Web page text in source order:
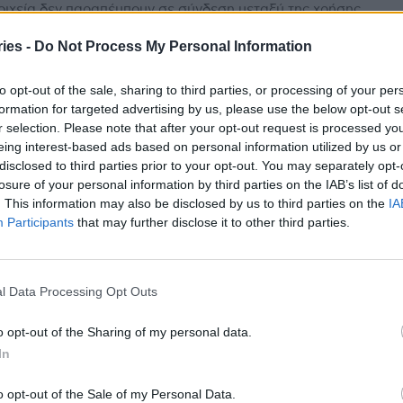
- Do Not Process My Personal Information
opt-out of the sale, sharing to third parties, or processing of your
for targeted advertising by us, please use the below opt-out
selection. Please note that after your opt-out request is processed
interest-based ads based on personal information utilized by us
to third parties prior to your opt-out. You may separately
of your personal information by third parties on the IAB’s list of
This information may also be disclosed by us to third parties on the
Participants that may further disclose it to other third parties.
Data Processing Opt Outs
opt-out of the Sharing of my personal data.
opt-out of the Sale of my Personal Data.
δεν παραπέμπουν σε σύνδεση μεταξύ της χρήσης
και η αξία των εμβολίων που...
από τον ΠΟΥ για αύξηση 50% στις
των αναψυκτικών, του αλκοόλ και του
- 3 Ιουλίου 2025
Οργανισμός Υγείας ασκεί πιέσεις προκειμένου
να αυξήσουν τις τιμές των ζαχαρούχων ποτών, του
και του καπνού κατά 50% σε...
διαπραγματεύσεων
σήμερα τις χώρες μέλη να εγκρίνουν τη
για...